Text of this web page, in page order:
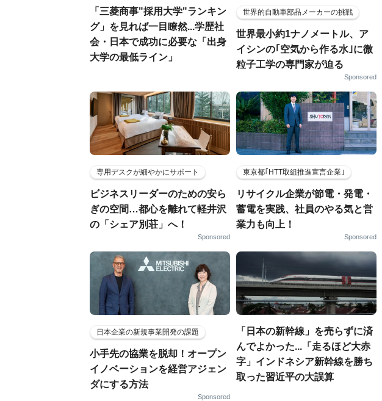
「三菱商事"採用大学"ランキン
グ」を見れば一目瞭然...学歴社
会・日本で成功に必要な「出身
大学の最低ライン」
世界的自動車部品メーカーの挑戦
世界最小約1ナノメートル、ア
イシンの｢空気から作る水｣に微
粒子工学の専門家が迫る
Sponsored
専用デスクが細やかにサポート
ビジネスリーダーのための安ら
ぎの空間…都心を離れて軽井沢
の「シェア別荘」へ！
Sponsored
東京都｢HTT取組推進宣言企業｣
リサイクル企業が節電・発電・
蓄電を実践、社員のやる気と営
業力も向上！
Sponsored
日本企業の新規事業開発の課題
小手先の協業を脱却！オープン
イノベーションを経営アジェン
ダにする方法
Sponsored
「日本の新幹線」を売らずに済
んでよかった...「走るほど大赤
字」インドネシア新幹線を勝ち
取った習近平の大誤算